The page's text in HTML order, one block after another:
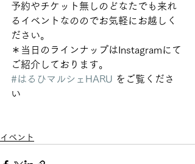
予約やチケット無しのどなたでも来れ
るイベントなののでお気軽にお越しく
ださい。
＊当日のラインナップはInstagramにて
ご紹介しております。
#はるひマルシェHARU をご覧くださ
い
イベント